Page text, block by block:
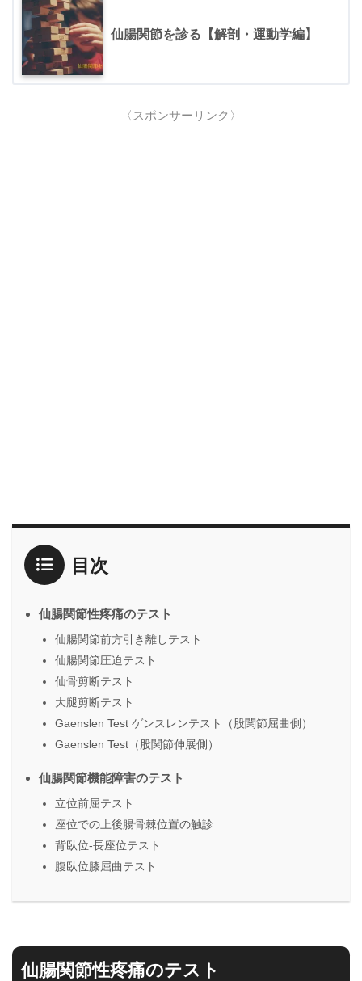
仙腸関節を診る【解剖・運動学編】
〈スポンサーリンク〉
目次
仙腸関節性疼痛のテスト
仙腸関節前方引き離しテスト
仙腸関節圧迫テスト
仙骨剪断テスト
大腿剪断テスト
Gaenslen Test ゲンスレンテスト（股関節屈曲側）
Gaenslen Test（股関節伸展側）
仙腸関節機能障害のテスト
立位前屈テスト
座位での上後腸骨棘位置の触診
背臥位-長座位テスト
腹臥位膝屈曲テスト
仙腸関節性疼痛のテスト